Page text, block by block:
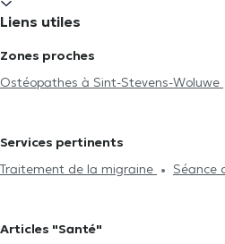
Liens utiles
Zones proches
Ostéopathes à Sint-Stevens-Woluwe
Ostéopathes à Tervuren
Heembeek
Ostéopathes à Ixelles
Services pertinents
Traitement de la migraine
Séance
enceinte
Douleurs Costales
Articles "Santé"